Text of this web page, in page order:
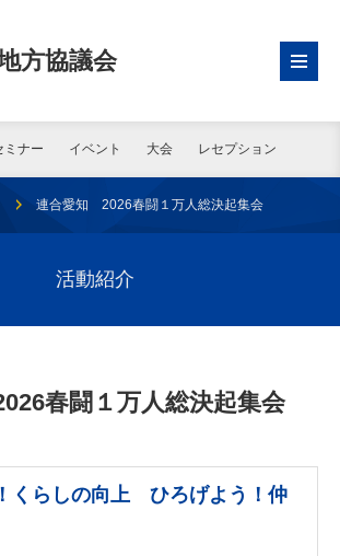
方協議会
ミナー イベント 大会 レセプション
連合愛知 2026春闘１万人総決起集会
活動紹介
春闘１万人総決起集会
くらしの向上 ひろげよう！仲